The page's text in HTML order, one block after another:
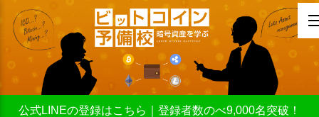
公式LINEの登録はこちら｜登録者数のべ9,000名突破！